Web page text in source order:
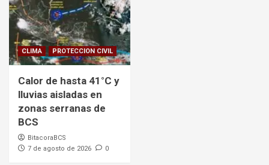
CLIMA PROTECCION CIVIL
Calor de hasta 41°C y
lluvias aisladas en
zonas serranas de
BCS
BitacoraBCS
7 de agosto de 2026
0